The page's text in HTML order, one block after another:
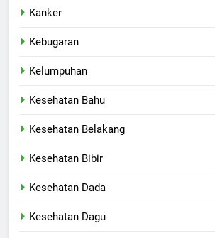
Kanker
Kebugaran
Kelumpuhan
Kesehatan Bahu
Kesehatan Belakang
Kesehatan Bibir
Kesehatan Dada
Kesehatan Dagu